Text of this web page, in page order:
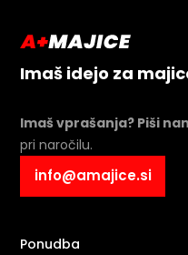
Imaš idejo za
Imaš vprašanja? Piši
pri naročilu.
info@amajice.si
Ponudba